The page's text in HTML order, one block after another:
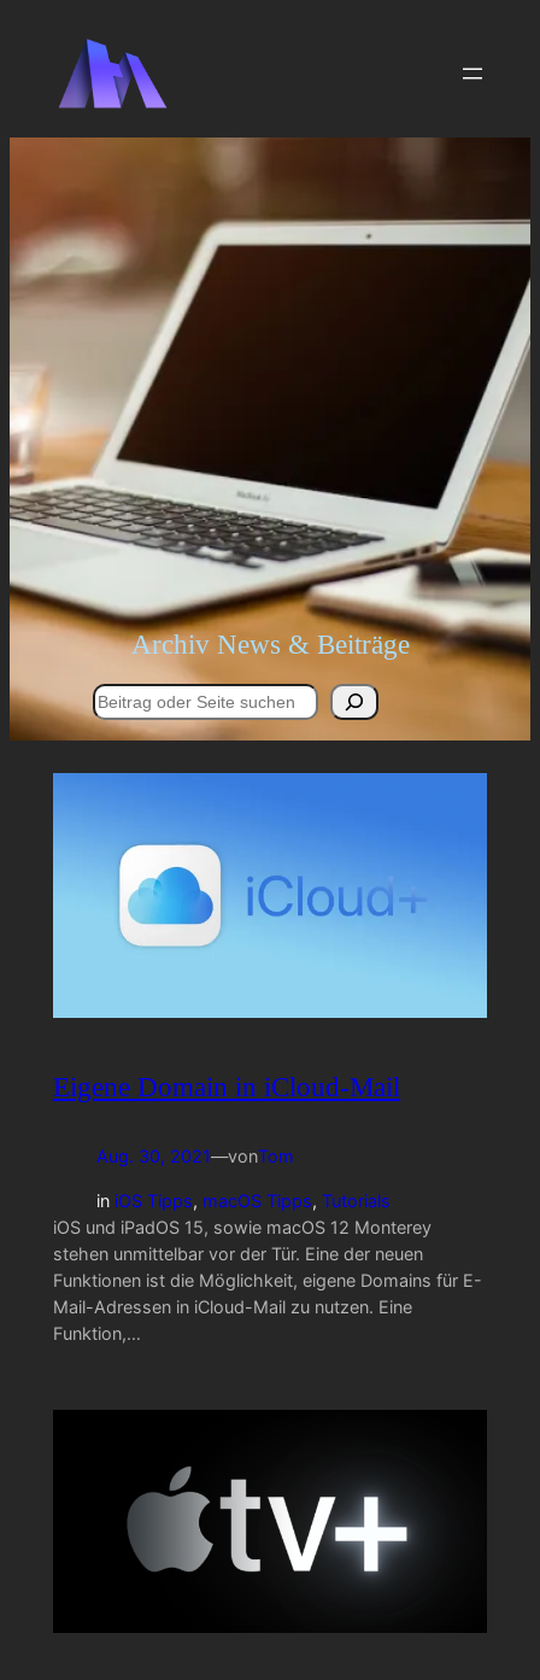
Archiv News & Beiträge
Suchen
Eigene Domain in iCloud-Mail
Aug. 30, 2021—vonTom
in iOS Tipps, macOS Tipps, Tutorials
iOS und iPadOS 15, sowie macOS 12 Monterey
stehen unmittelbar vor der Tür. Eine der neuen
Funktionen ist die Möglichkeit, eigene Domains für E-
Mail-Adressen in iCloud-Mail zu nutzen. Eine
Funktion,…